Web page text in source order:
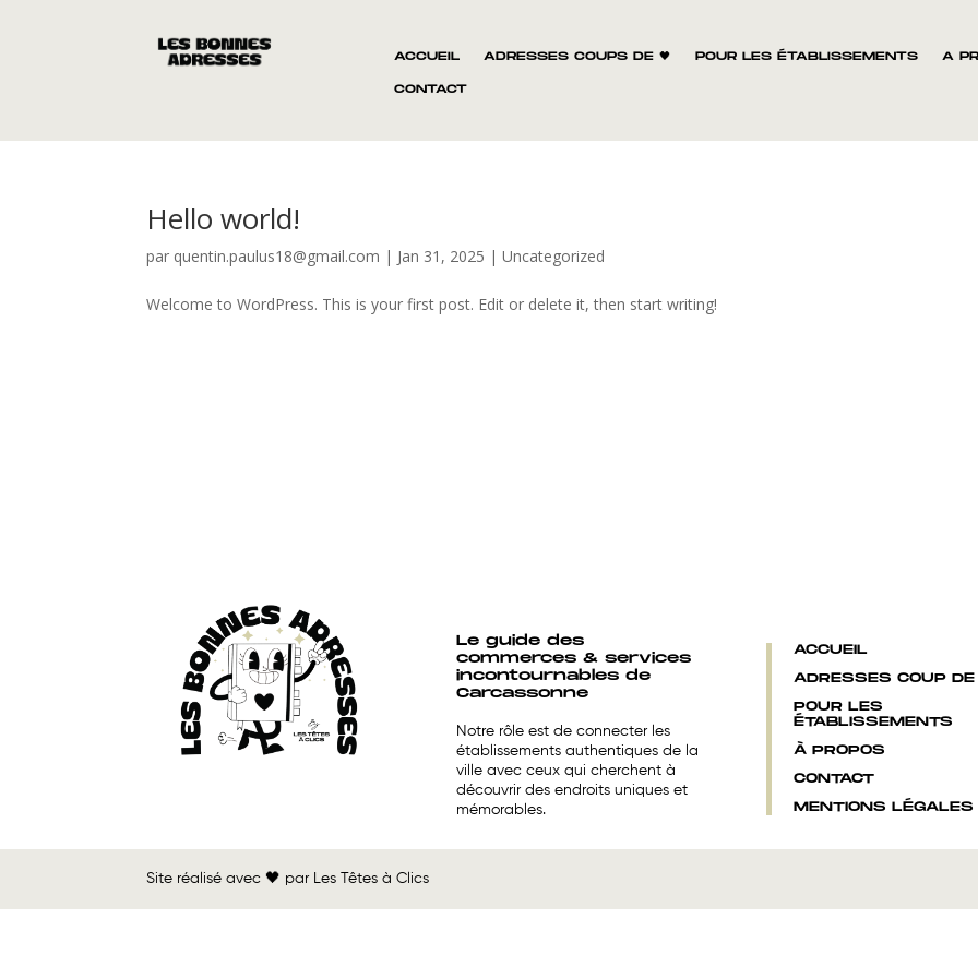
ACCUEIL ADRESSES COUPS DE 🖤 POUR LES ÉTABLISSEMENTS A
CONTACT
Hello world!
par quentin.paulus18@gmail.com | Jan 31, 2025 |Uncategorized
Welcome to WordPress. This is your first post. Edit or delete it, then start writing!
Le guide des
commerces & services
incontournables de
Carcassonne
Notre rôle est de connecter les
établissements authentiques de la
ville avec ceux qui cherchent à
découvrir des endroits uniques et
mémorables.
ACCUEIL
ADRESSES COUP DE
POUR LES
ÉTABLISSEMENTS
À PROPOS
CONTACT
MENTIONS LÉGALES
Site réalisé avec 🖤 par Les Têtes à Clics